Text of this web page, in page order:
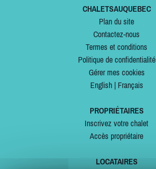
CHALETSAUQUEBEC
Plan du site
Contactez-nous
Termes et conditions
Politique de confidentialité
Gérer mes cookies
English| Français
PROPRIÉTAIRES
Inscrivez votre chalet
Accès propriétaire
LOCATAIRES